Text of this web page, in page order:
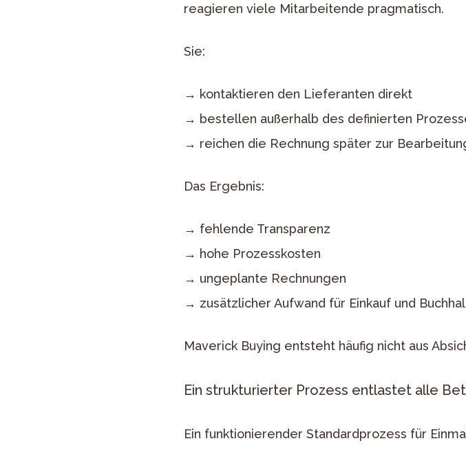
reagieren viele Mitarbeitende pragmatisch.
Sie:
→ kontaktieren den Lieferanten direkt
→ bestellen außerhalb des definierten
→ reichen die Rechnung später zur
Das Ergebnis:
→ fehlende Transparenz
→ hohe Prozesskosten
→ ungeplante Rechnungen
→ zusätzlicher Aufwand für Einkauf und
Maverick Buying entsteht häufig nicht aus
Ein strukturierter Prozess entlastet alle
Ein funktionierender Standardprozess für